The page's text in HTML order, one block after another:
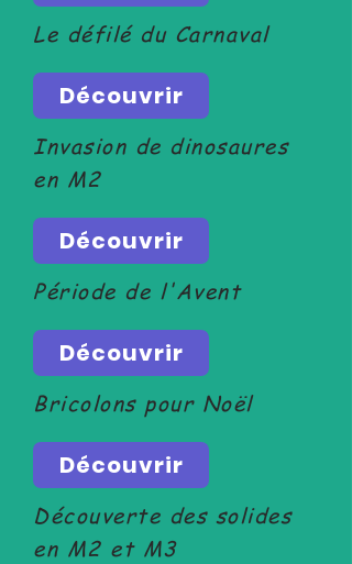
Le défilé du Carnaval
Découvrir
Invasion de dinosaures
en M2
Découvrir
Période de l'Avent
Découvrir
Bricolons pour Noël
Découvrir
Découverte des solides
en M2 et M3